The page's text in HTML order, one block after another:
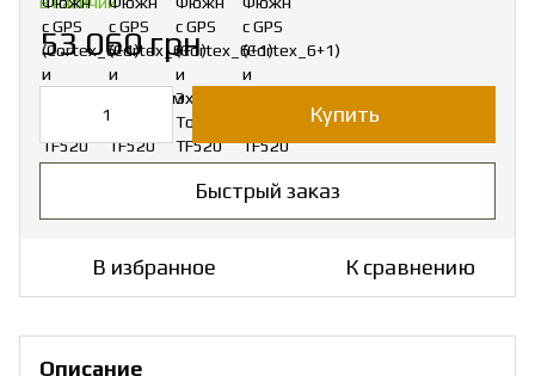
53 060 грн
Купить
Быстрый заказ
В избранное К сравнению
Описание